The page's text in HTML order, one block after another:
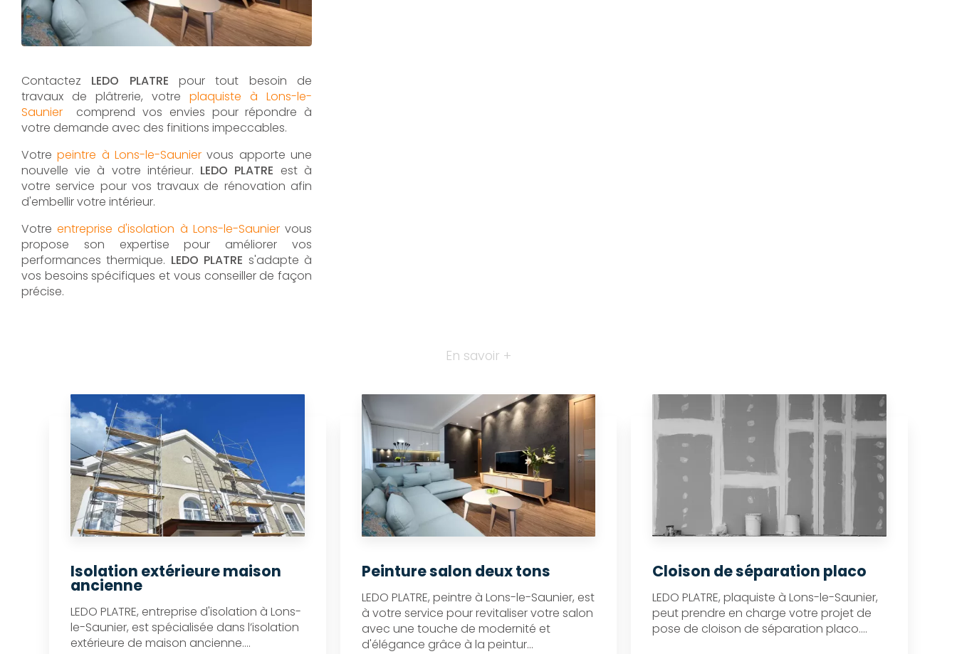
Contactez LEDO PLATREpour tout besoin de
travaux de plâtrerie, votre plaquiste à Lons-le-
Saunier comprend vos envies pour répondre à
votre demande avec des finitions impeccables.
Votrepeintre à Lons-le-Saunier vous apporte une
nouvelle vie à votre intérieur. LEDO PLATRE est à
votre service pour vos travaux de rénovation afin
d'embellir votre intérieur.
Votreentreprise d'isolation à Lons-le-Sauniervous
propose son expertise pour améliorer vos
performances thermique. LEDO PLATRE s'adapte à
vos besoins spécifiques et vous conseiller de façon
précise.
En savoir +
Isolation extérieure maison
ancienne
LEDO PLATRE, entreprise d'isolation à Lons-
le-Saunier, est spécialisée dans l’isolation
extérieure de maison ancienne....
Peinture salon deux tons
LEDO PLATRE, peintre à Lons-le-Saunier, est
à votre service pour revitaliser votre salon
avec une touche de modernité et
d'élégance grâce à la peintur...
Cloison de séparation placo
LEDO PLATRE, plaquiste à Lons-le-Saunier,
peut prendre en charge votre projet de
pose de cloison de séparation placo....